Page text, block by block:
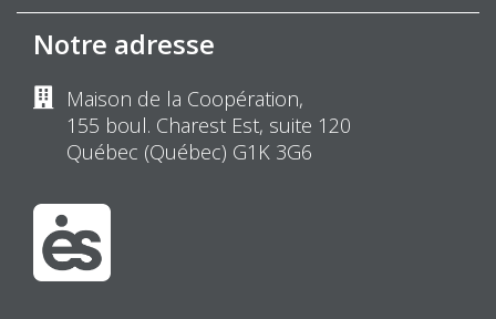
Notre adresse
Maison de la Coopération,
155 boul. Charest Est, suite 120
Québec (Québec) G1K 3G6